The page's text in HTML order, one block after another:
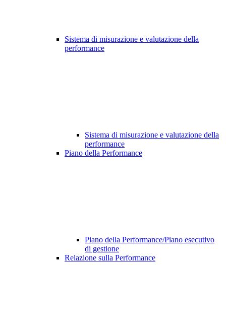
Sistema di misurazione e valutazione della
performance
Sistema di misurazione e valutazione della
performance
Piano della Performance
Piano della Performance/Piano esecutivo
di gestione
Relazione sulla Performance